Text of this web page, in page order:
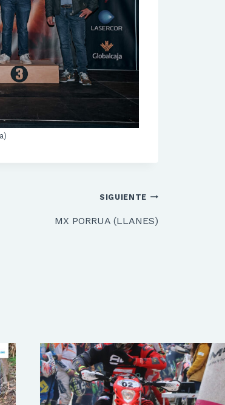
SIGUIENTE
MX PORRUA (LLANES)